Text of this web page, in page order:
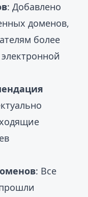
: Добавлено
доменов,
более
: Все